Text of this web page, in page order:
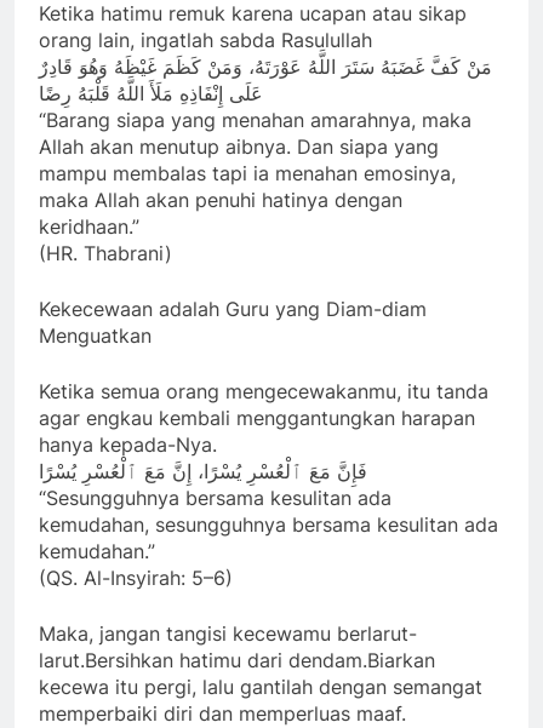
Ketika hatimu remuk karena ucapan atau sikap
orang lain, ingatlah sabda Rasulullah
مَنْ كَفَّ غَضَبَهُ سَتَرَ اللَّهُ عَوْرَتَهُ، وَمَنْ كَظَمَ غَيْظَهُ وَهُوَ قَادِرٌ
عَلَى إِنْفَاذِهِ مَلَأَ اللَّهُ قَلْبَهُ رِضًا
“Barang siapa yang menahan amarahnya, maka
Allah akan menutup aibnya. Dan siapa yang
mampu membalas tapi ia menahan emosinya,
maka Allah akan penuhi hatinya dengan
keridhaan.”
(HR. Thabrani)
Kekecewaan adalah Guru yang Diam-diam
Menguatkan
Ketika semua orang mengecewakanmu, itu tanda
agar engkau kembali menggantungkan harapan
hanya kepada-Nya.
فَإِنَّ مَعَ ٱلْعُسْرِ يُسْرًا، إِنَّ مَعَ ٱلْعُسْرِ يُسْرًا
“Sesungguhnya bersama kesulitan ada
kemudahan, sesungguhnya bersama kesulitan ada
kemudahan.”
(QS. Al-Insyirah: 5–6)
Maka, jangan tangisi kecewamu berlarut-
larut.Bersihkan hatimu dari dendam.Biarkan
kecewa itu pergi, lalu gantilah dengan semangat
memperbaiki diri dan memperluas maaf.